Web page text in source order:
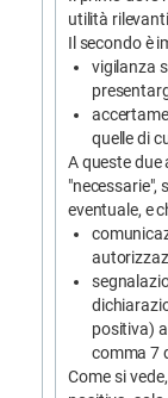
utilità
Il secondo è
vigilanza
quelle di
A queste due
"necessarie",
eventuale, e
positiva)
comma 7
Come si